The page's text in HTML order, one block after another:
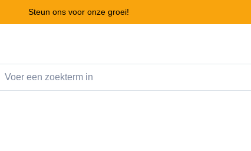
Steun ons voor onze groei!